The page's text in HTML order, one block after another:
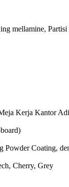
mellamine,
Kerja Kantor
Powder Coating,
Cherry, Grey